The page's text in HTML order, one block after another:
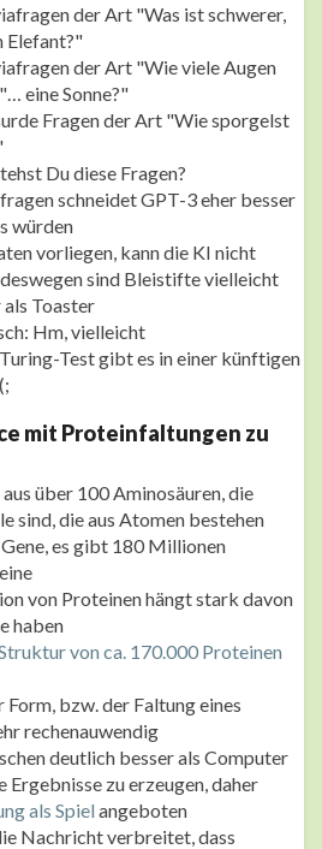
der Art "Was ist schwerer,
Elefant?"
der Art "Wie viele Augen
eine Sonne?"
Fragen der Art "Wie sporgelst
Du diese Fragen?
schneidet GPT-3 eher besser
würden
vorliegen, kann die KI nicht
sind Bleistifte vielleicht
als Toaster
Hm, vielleicht
Test gibt es in einer künftigen
mit Proteinfaltungen zu
über 100 Aminosäuren, die
sind, die aus Atomen bestehen
es gibt 180 Millionen
von Proteinen hängt stark davon
haben
von ca. 170.000 Proteinen
Form, bzw. der Faltung eines
rechenauwendig
deutlich besser als Computer
Ergebnisse zu erzeugen, daher
als Spiel angeboten
Nachricht verbreitet, dass